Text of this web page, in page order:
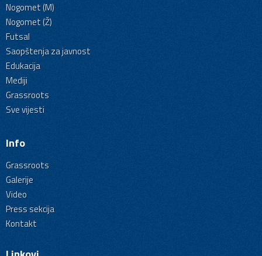
Nogomet (M)
Nogomet (Ž)
Futsal
Saopštenja za javnost
Edukacija
Mediji
Grassroots
Sve vijesti
Info
Grassroots
Galerije
Video
Press sekcija
Kontakt